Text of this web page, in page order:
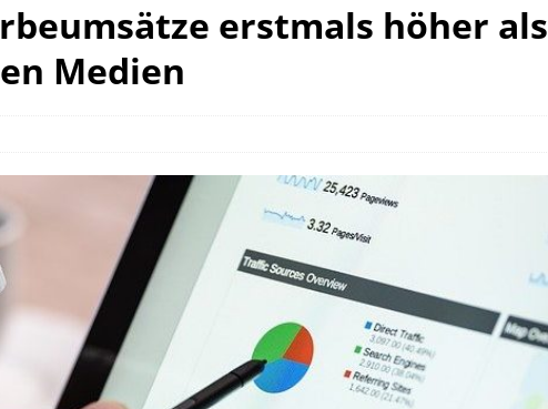
erstmals höher als
Medien